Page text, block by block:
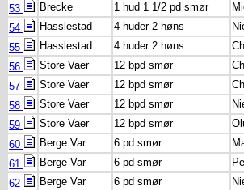
53
Brecke 1 hud 1 1/2 pd smør
54
Hasslestad 4 huder 2 høns
55
Hasslestad 4 huder 2 høns
56
Store Vaer 12 bpd smør
57
Store Vaer 12 bpd smør
58
Store Vaer 12 bpd smør
59
Store Vaer 12 bpd smør
60
Berge Var 6 pd smør
61
Berge Var 6 pd smør
62
Berge Var 6 pd smør